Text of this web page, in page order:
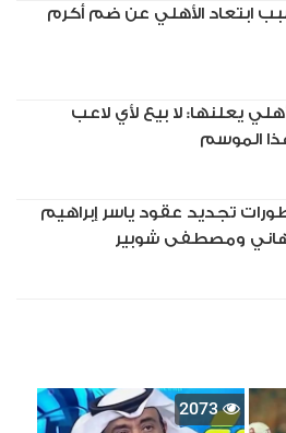
ابتعاد الأهلي عن ضم أكرم
يعلنها: لا بيع لأي لاعب
الموسم
تجديد عقود ياسر إبراهيم
ومصطفى شوبير
2073